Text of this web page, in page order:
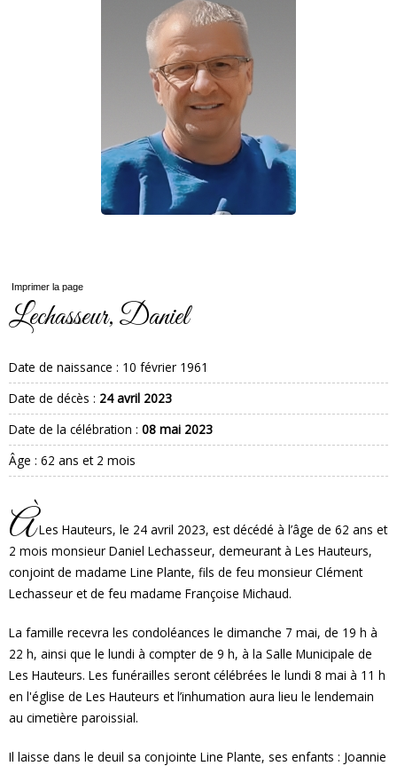
Imprimer la page
Lechasseur, Daniel
Date de naissance : 10 février 1961
Date de décès : 24 avril 2023
Date de la célébration : 08 mai 2023
Âge : 62 ans et 2 mois
ÀLes Hauteurs, le 24 avril 2023, est décédé à l’âge de 62 ans et
2 mois monsieur Daniel Lechasseur, demeurant à Les Hauteurs,
conjoint de madame Line Plante, fils de feu monsieur Clément
Lechasseur et de feu madame Françoise Michaud.
La famille recevra les condoléances le dimanche 7 mai, de 19 h à
22 h, ainsi que le lundi à compter de 9 h, à la Salle Municipale de
Les Hauteurs. Les funérailles seront célébrées le lundi 8 mai à 11 h
en l'église de Les Hauteurs et l’inhumation aura lieu le lendemain
au cimetière paroissial.
Il laisse dans le deuil sa conjointe Line Plante, ses enfants : Joannie